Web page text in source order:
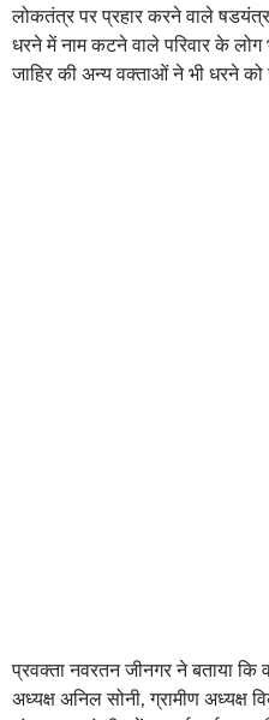
लोकतंत्र पर प्रहार करने वाले
धरने में नाम कटने वाले परिवार के लोग
जाहिर की अन्य वक्ताओं ने भी धरने को
प्रवक्ता नवरतन जीनगर ने बताया कि
अध्यक्ष अनिल सोनी, ग्रामीण अध्यक्ष